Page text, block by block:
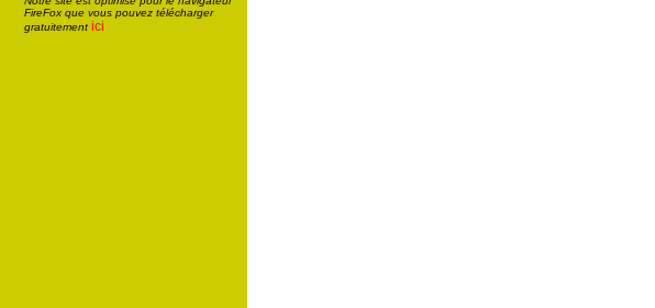
FireFox que vous pouvez télécharger
gratuitement ici